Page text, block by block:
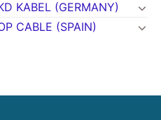
KABEL (GERMANY)
CABLE (SPAIN)